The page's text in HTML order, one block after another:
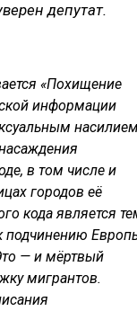
депутат.
«Похищение
информации
в том числе и
городов её
кода является
подчинению
— и мёртвый
мигрантов.